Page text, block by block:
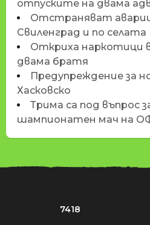
отпуските на двама
Отстраняват аварии
Свиленград и по селата
Откриха наркотици
двама братя
Предупреждение за
Хасковско
Трима са под въпрос
шампионатен мач на
7418